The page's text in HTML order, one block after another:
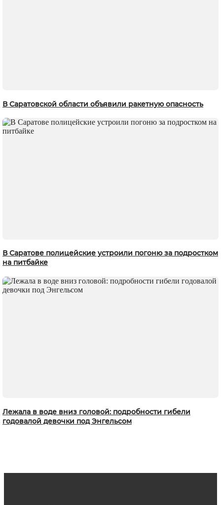
В Саратовской области объявили ракетную опасность
В Саратове полицейские устроили погоню за подростком
на питбайке
Лежала в воде вниз головой: подробности гибели
годовалой девочки под Энгельсом